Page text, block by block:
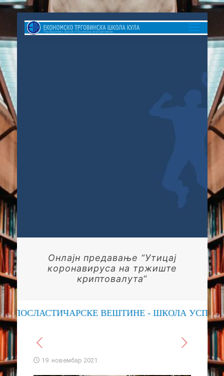
Онлајн предавање “Утицај
коронавируса на тржиште
криптовалута“
ВЕШТИНЕ - ШКОЛА УСПЕХА
19. новембар 2021.